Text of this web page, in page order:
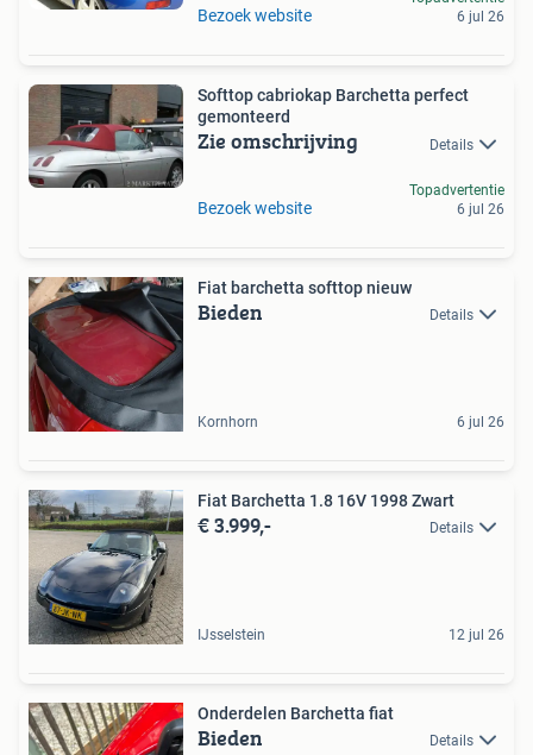
Bezoek website
6 jul 26
Softtop cabriokap Barchetta perfect
gemonteerd
Zie omschrijving Details
Bezoek website
Topadvertentie
6 jul 26
Fiat barchetta softtop nieuw
Bieden Details
Kornhorn 6 jul 26
Fiat Barchetta 1.8 16V 1998 Zwart
€ 3.999,- Details
IJsselstein 12 jul 26
Onderdelen Barchetta fiat
Bieden Details